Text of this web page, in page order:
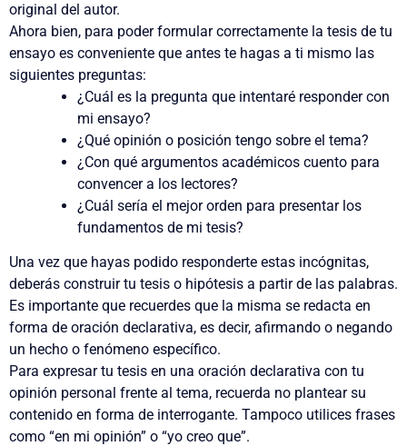
original del autor.
Ahora bien, para poder formular correctamente la tesis de tu
ensayo es conveniente que antes te hagas a ti mismo las
siguientes preguntas:
¿Cuál es la pregunta que intentaré responder con
mi ensayo?
¿Qué opinión o posición tengo sobre el tema?
¿Con qué argumentos académicos cuento para
convencer a los lectores?
¿Cuál sería el mejor orden para presentar los
fundamentos de mi tesis?
Una vez que hayas podido responderte estas incógnitas,
deberás construir tu tesis o hipótesis a partir de las palabras.
Es importante que recuerdes que la misma se redacta en
forma de oración declarativa, es decir, afirmando o negando
un hecho o fenómeno específico.
Para expresar tu tesis en una oración declarativa con tu
opinión personal frente al tema, recuerda no plantear su
contenido en forma de interrogante. Tampoco utilices frases
como “en mi opinión” o “yo creo que”.